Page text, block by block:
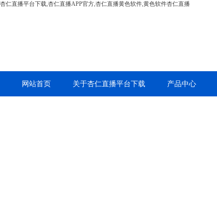
杏仁直播平台下载,杏仁直播APP官方,杏仁直播黄色软件,黄色软件杏仁直播
网站首页 关于杏仁直播平台下载 产品中心